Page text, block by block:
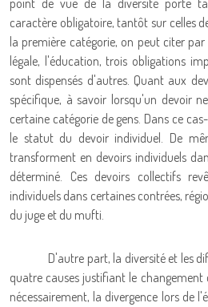
point de vue de la diversité porte
caractère obligatoire, tantôt sur celles
la première catégorie, on peut citer
légale, l'éducation, trois obligations
sont dispensés d'autres. Quant aux
spécifique, à savoir lorsqu'un devoir
certaine catégorie de gens. Dans ce
le statut du devoir individuel. De
transforment en devoirs individuels
déterminé. Ces devoirs collectifs
individuels dans certaines contrées,
du juge et du mufti.
D'autre part, la diversité et les
quatre causes justifiant le changement
nécessairement, la divergence lors de